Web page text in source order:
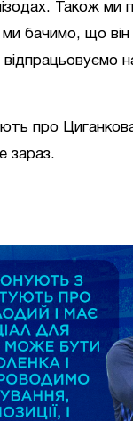
Також ми
бачимо, що
про
зараз.